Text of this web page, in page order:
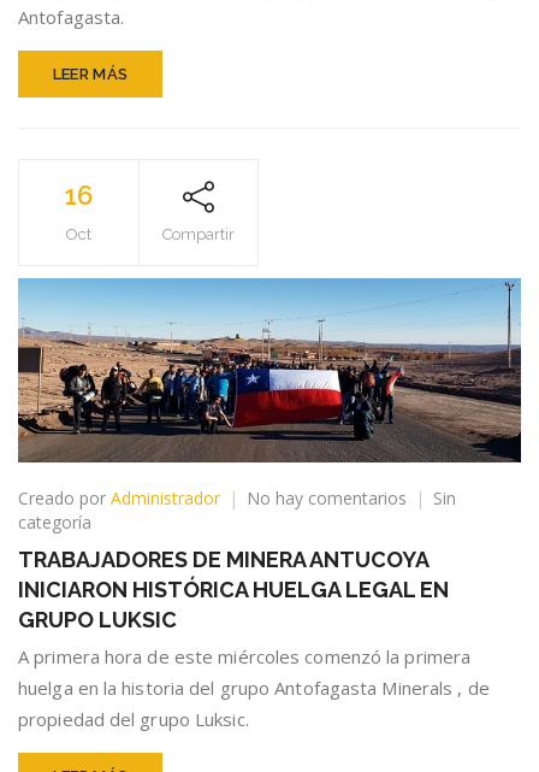
Antofagasta.
LEER MÁS
16
Oct Compartir
Creado por Administrador No hay comentarios
en
MINERA
ANTUCOYA
HUELGA
LEGAL
Sin
categoría
TRABAJADORES DE MINERA ANTUCOYA
INICIARON HISTÓRICA HUELGA LEGAL EN
GRUPO LUKSIC
A primera hora de este miércoles comenzó la primera
huelga en la historia del grupo Antofagasta Minerals , de
propiedad del grupo Luksic.